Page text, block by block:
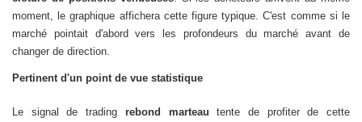
moment, le graphique affichera cette figure typique. C'est comme si le
marché pointait d'abord vers les profondeurs du marché avant de
changer de direction.
Pertinent d'un point de vue statistique
Le signal de trading rebond marteautente de profiter de cette